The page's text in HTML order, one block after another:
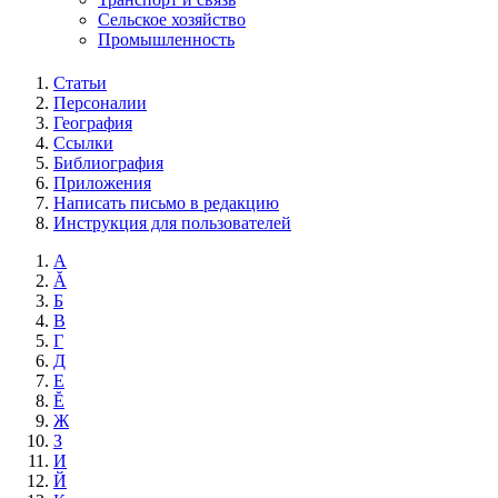
Сельское хозяйство
Промышленность
Статьи
Персоналии
География
Ссылки
Библиография
Приложения
Написать письмо в редакцию
Инструкция для пользователей
А
Ă
Б
В
Г
Д
Е
Ĕ
Ж
З
И
Й